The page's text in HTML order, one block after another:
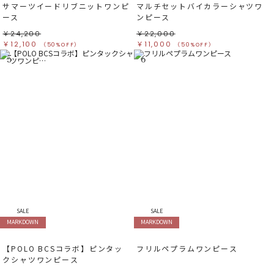
サマーツイードリブニットワンピ
ース
￥24,200
￥12,100
（50%OFF）
マルチセットバイカラーシャツワ
ンピース
￥22,000
￥11,000
（50%OFF）
5
SALE
MARKDOWN
【POLO BCSコラボ】ピンタッ
クシャツワンピース
6
SALE
MARKDOWN
フリルペプラムワンピース